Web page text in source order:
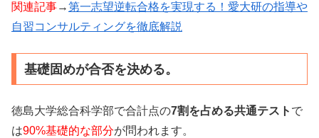
関連記事→第一志望逆転合格を実現する！愛大研の指導や
自習コンサルティングを徹底解説
基礎固めが合否を決める。
徳島大学総合科学部で合計点の7割を占める共通テスト で
は90%基礎的な部分が問われます。